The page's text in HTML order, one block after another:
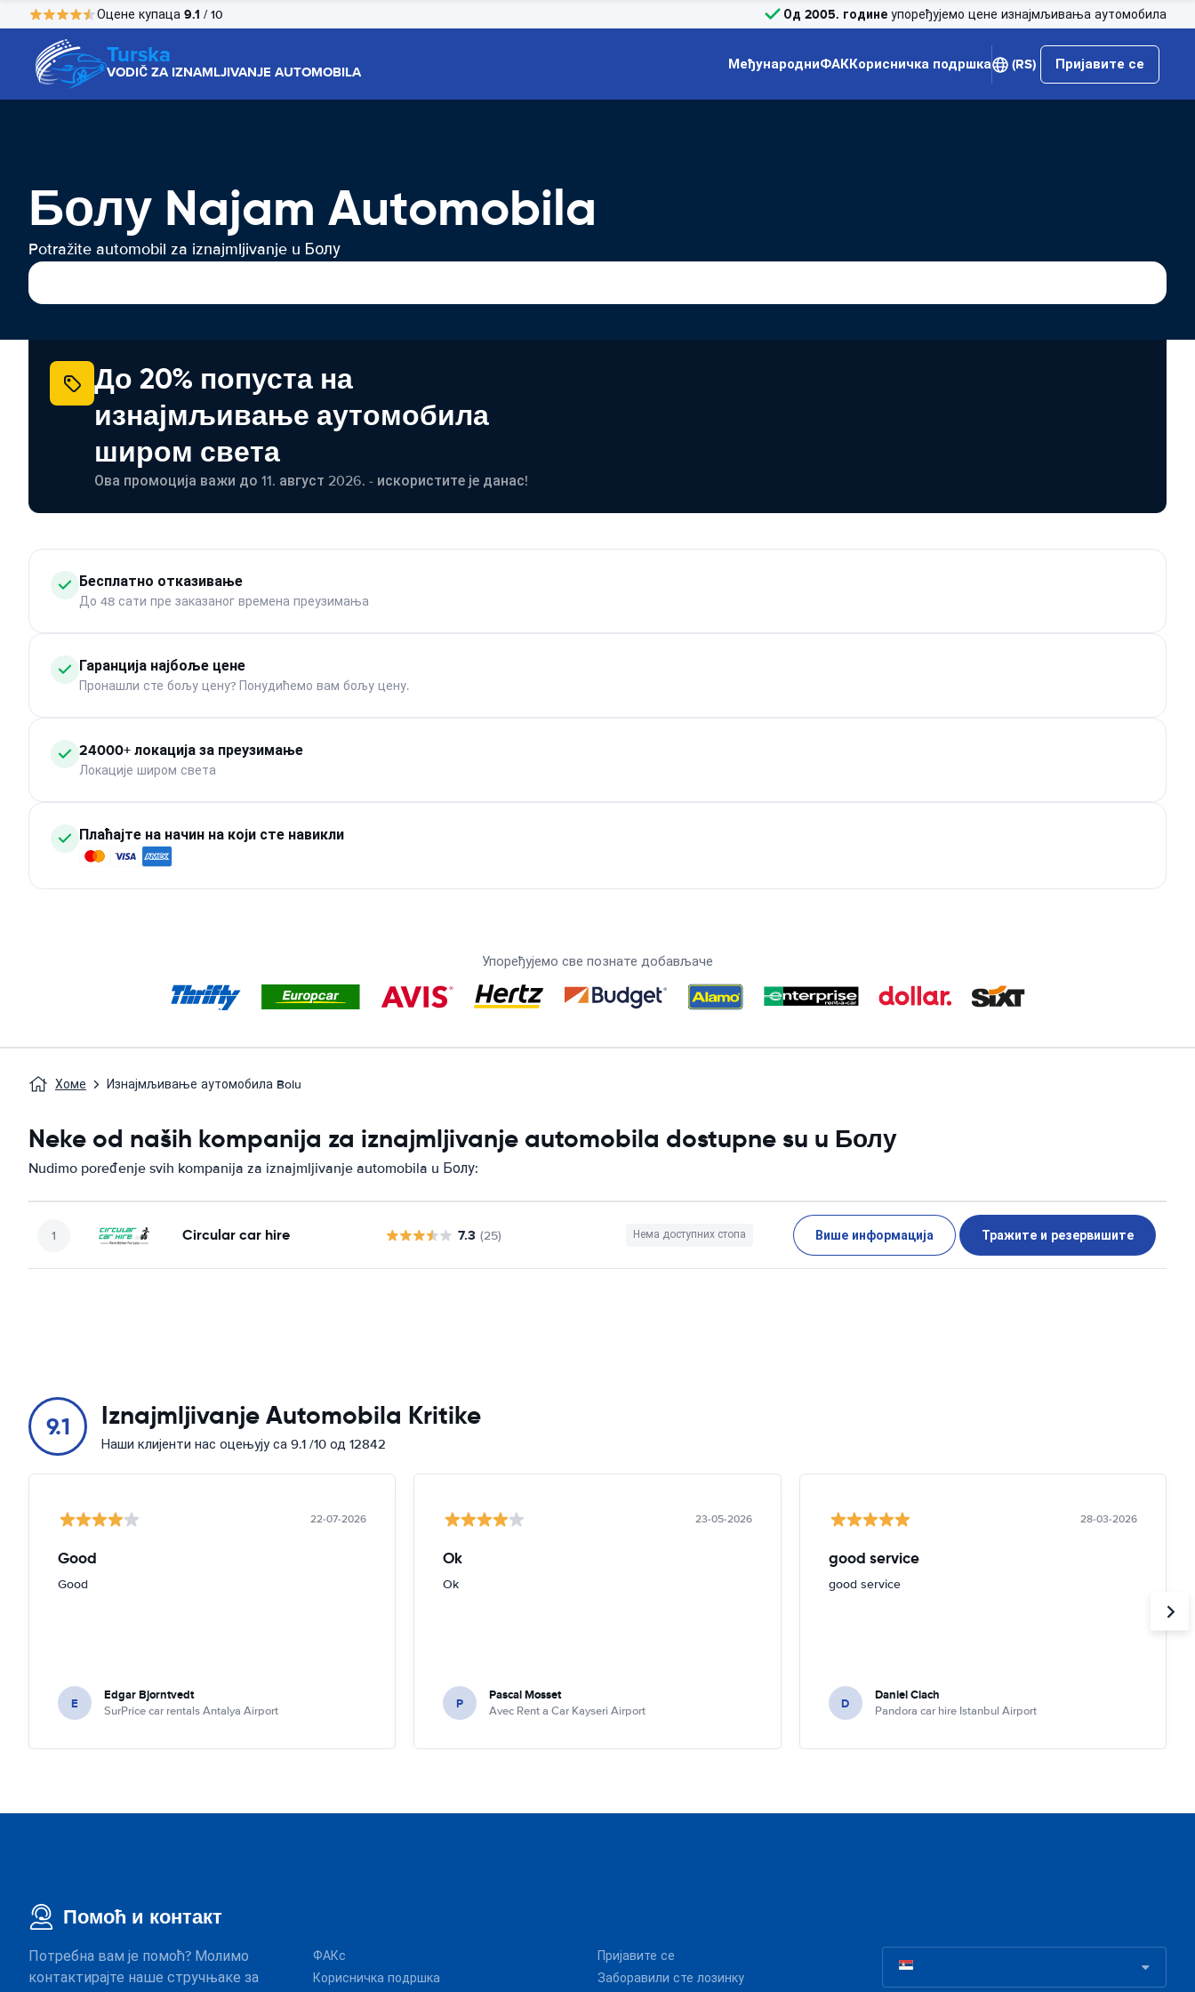
Оцене купаца 9.1 / 10 Од 2005. године упоређујемо цене изнајмљивања аутомобила
Turska
VODIČ ZA IZNAMLJIVANJE AUTOMOBILA МеђународниФАККорисничка подршка (RS) Пријавите се
Болу Najam Automobila
Potražite automobil za iznajmljivanje u Болу
До 20% попуста на
изнајмљивање аутомобила
широм света
Ова промоција важи до 11. август 2026. - искористите је данас!
Бесплатно отказивање
До 48 сати пре заказаног времена преузимања
Гаранција најбоље цене
Пронашли сте бољу цену? Понудићемо вам бољу цену.
24000+ локација за преузимање
Локације широм света
Плаћајте на начин на који сте навикли
Упоређујемо све познате добављаче
Хоме Изнајмљивање аутомобила Bolu
Neke od naših kompanija za iznajmljivanje automobila dostupne su u Болу
Nudimo poređenje svih kompanija za iznajmljivanje automobila u Болу:
Circular car hire 7.3 (25) Нема доступних стопа Више информација Тражите и резервишите
9.1 Iznajmljivanje Automobila Kritike
Наши клијенти нас оцењују са 9.1 /10 од 12842
22-07-2026
Good
Good
E Edgar Bjorntvedt
SurPrice car rentals Antalya Airport
23-05-2026
Ok
Ok
P Pascal Mosset
Avec Rent a Car Kayseri Airport
28-03-2026
good service
good service
D Daniel Ciach
Pandora car hire Istanbul Airport
Помоћ и контакт
Потребна вам је помоћ? Молимо
контактирајте наше стручњаке за
ФАКс
Корисничка подршка
Пријавите се
Заборавили сте лозинку